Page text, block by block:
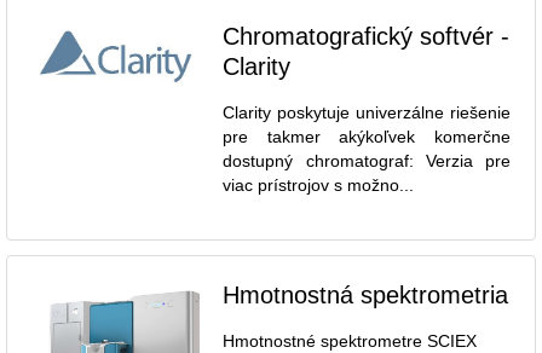
Chromatografický softvér -
Clarity
Clarity poskytuje univerzálne riešenie
pre takmer akýkoľvek komerčne
dostupný chromatograf: Verzia pre
viac prístrojov s možno...
Hmotnostná spektrometria
Hmotnostné spektrometre SCIEX